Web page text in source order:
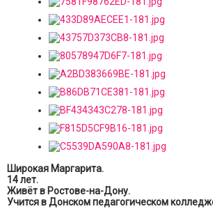
Широкая Маргарита.
14 лет.
Живёт в Ростове-на-Дону.
Учится в Донском педагогическом